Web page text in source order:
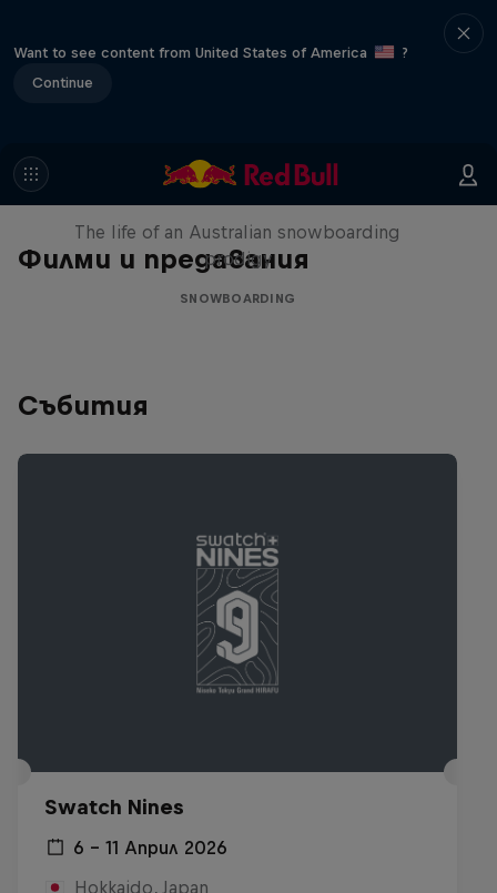
Want to see content from United States of America
?
Continue
Филми и предавания
Volare: Valentino Guseli
The life of an Australian snowboarding
prodigy
SNOWBOARDING
Събития
Swatch Nines
6 – 11 Април 2026
Hokkaido, Japan